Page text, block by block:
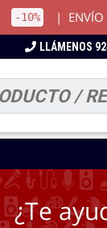
-10% |
LLÁMENOS
¿Te